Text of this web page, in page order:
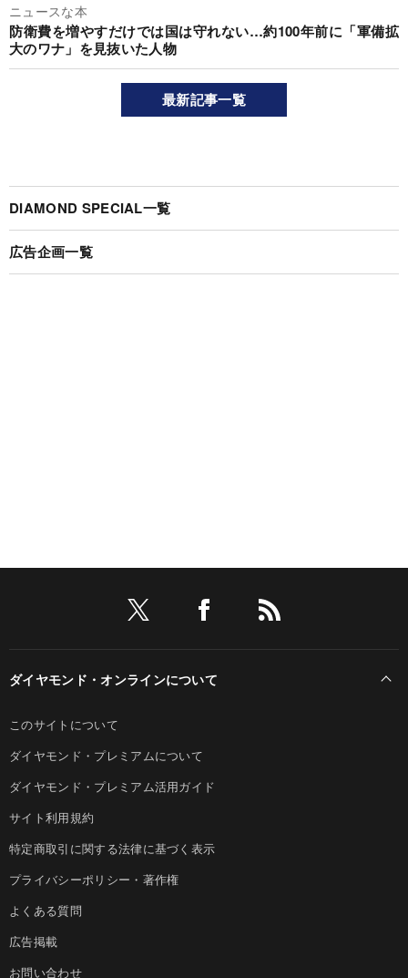
ニュースな本
防衛費を増やすだけでは国は守れない…約100年前に「軍備拡
大のワナ」を見抜いた人物
最新記事一覧
DIAMOND SPECIAL一覧
広告企画一覧
ダイヤモンド・オンラインについて
このサイトについて
ダイヤモンド・プレミアムについて
ダイヤモンド・プレミアム活用ガイド
サイト利用規約
特定商取引に関する法律に基づく表示
プライバシーポリシー・著作権
よくある質問
広告掲載
お問い合わせ